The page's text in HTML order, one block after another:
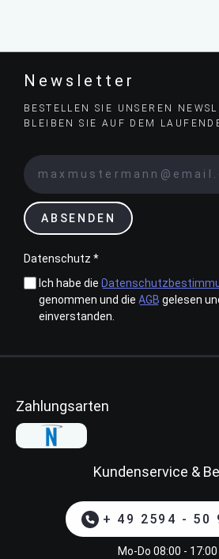
Newsletter
BESTELLEN SIE UNSEREN
BLEIBEN SIE AUF DEM
ABSENDEN
Datenschutz *
Ich habe die
genommen und die AGB gelesen
einverstanden.
Zahlungsarten
Kundenservice &
+ 49 2594 - 50
Mo-Do 08:00 - 17:00